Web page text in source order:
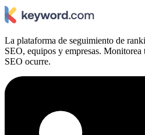
La plataforma de seguimiento de
SEO, equipos y empresas.
SEO ocurre.